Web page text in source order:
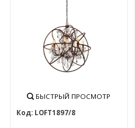
БЫСТРЫЙ ПРОСМОТР
LOFT1897/8